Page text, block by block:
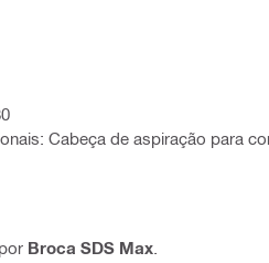
Cabeça de aspiração para
Broca SDS Max